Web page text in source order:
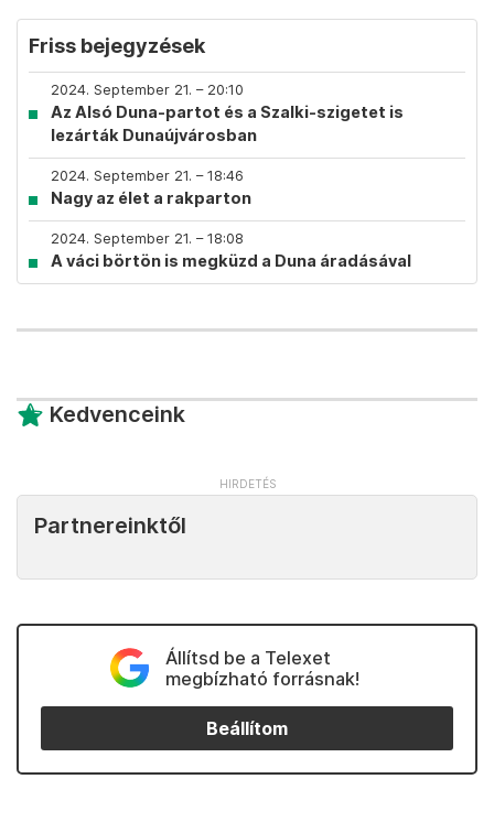
Friss bejegyzések
2024. September 21. – 20:10
Az Alsó Duna-partot és a Szalki-szigetet is
lezárták Dunaújvárosban
2024. September 21. – 18:46
Nagy az élet a rakparton
2024. September 21. – 18:08
A váci börtön is megküzd a Duna áradásával
Kedvenceink
Partnereinktől
Állítsd be a Telexet
megbízható forrásnak!
Beállítom